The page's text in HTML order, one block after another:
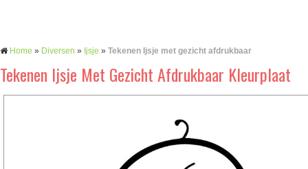
Home » Diversen » Ijsje » Tekenen Ijsje met gezicht afdrukbaar
Tekenen Ijsje Met Gezicht Afdrukbaar Kleurplaat